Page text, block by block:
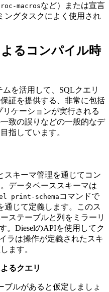
macrosなど）または宣言
ングタスクによく使用され
るコンパイル時
を活用して、SQLクエリ
証を提供する、非常に包括
ケーションが実行される
致の誤りなどの一般的なデ
指しています。
スキーマ管理を通じてコン
データベーススキーマは
print-schema コマンドで
通じて定義します。このス
ステーブルと列をミラーリ
。DieselのAPIを使用してク
ラは操作が定義されたスキ
ます。
るクエリ
ブルがあると仮定しましょ